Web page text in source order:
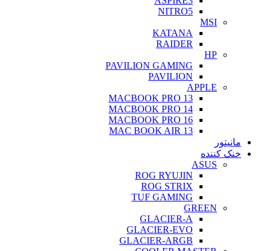
NITRO5
MSI
KATANA
RAIDER
HP
PAVILION GAMING
PAVILION
APPLE
MACBOOK PRO 13
MACBOOK PRO 14
MACBOOK PRO 16
MAC BOOK AIR 13
مانیتور
خنک کننده
ASUS
ROG RYUJIN
ROG STRIX
TUF GAMING
GREEN
GLACIER-A
GLACIER-EVO
GLACIER-ARGB